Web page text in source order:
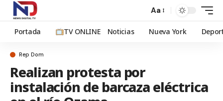
Aa
Portada TV ONLINE Noticias Nueva York
Rep Dom
Realizan protesta por
instalación de barcaza eléctrica